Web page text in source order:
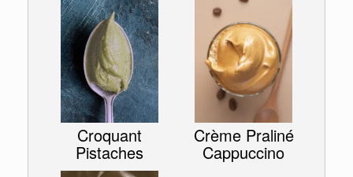
Croquant
Pistaches
Crème Praliné
Cappuccino